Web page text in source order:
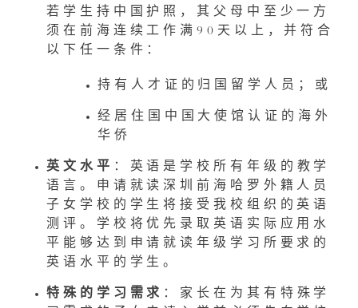
若学生持中国护照，其父母中至少一方
须在前海连续工作满90天以上，并符合
以下任一条件：
持有人才证的归国留学人员；或
经居住国中国大使馆认证的海外
华侨
英文水平 ：英语是学校所有年级的教学
语言。申请就读深圳前海哈罗外籍人员
子女学校的学生将接受我校组织的英语
测评。学校将优先录取英语实际应用水
平能够达到申请就读年级学习所要求的
英语水平的学生。
特殊的学习需求 ：家长在为其有特殊学